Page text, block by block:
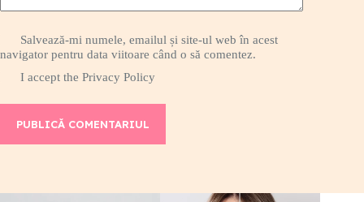
Salvează-mi numele, emailul și site-ul web în acest
navigator pentru data viitoare când o să comentez.
I accept thePrivacy Policy
PUBLICĂ COMENTARIUL